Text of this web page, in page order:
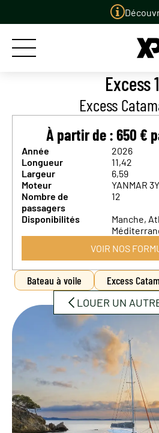
Découvrez
LES
LES
LE
PERMIS
LE CLUB
Contact
Location
Nous
Excess
Excess
À partir de : 650 €
Année
2026
Longueur
11,42
Largeur
6,59
Moteur
YANMAR
Nombre de
passagers
12
Disponibilités
Manche,
VOIR NOS
Bateau à voile Excess
LOUER UN
Panneau de gestion des cookies